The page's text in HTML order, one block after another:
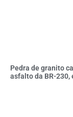
Pedra de granito
asfalto da BR-230,